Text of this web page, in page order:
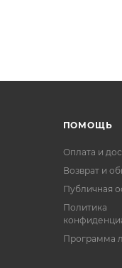
ПОМОЩЬ
Оплата и
Возврат и
Публичная
Политика
Программа